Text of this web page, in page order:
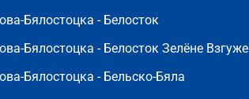
Бялостоцка - Белосток
Бялостоцка - Белосток Зелёне Взгуже
Бялостоцка - Бельско-Бяла